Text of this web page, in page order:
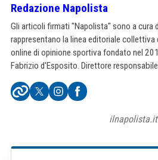
Redazione Napolista
Gli articoli firmati "Napolista" sono a cura
rappresentano la linea editoriale
online di opinione sportiva fondato nel
Fabrizio d'Esposito. Direttore